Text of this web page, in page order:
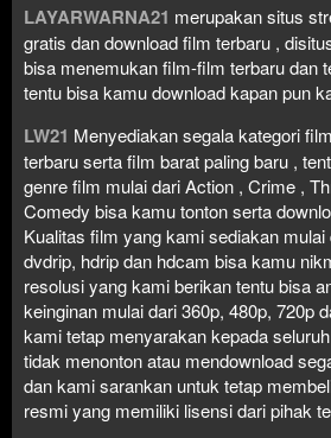
LAYARWARNA21 merupakan situs
gratis dan download film terbaru ,
bisa menemukan film-film terbaru dan
tentu bisa kamu download kapan pun
LW21 Menyediakan segala kategori
terbaru serta film barat paling baru ,
genre film mulai dari Action , Crime ,
Comedy bisa kamu tonton serta
Kualitas film yang kami sediakan mulai
dvdrip, hdrip dan hdcam bisa kamu
resolusi yang kami berikan tentu bisa
keinginan mulai dari 360p, 480p, 720p
kami tetap menyarakan kepada
tidak menonton atau mendownload
dan kami sarankan untuk tetap
resmi yang memiliki lisensi dari pihak